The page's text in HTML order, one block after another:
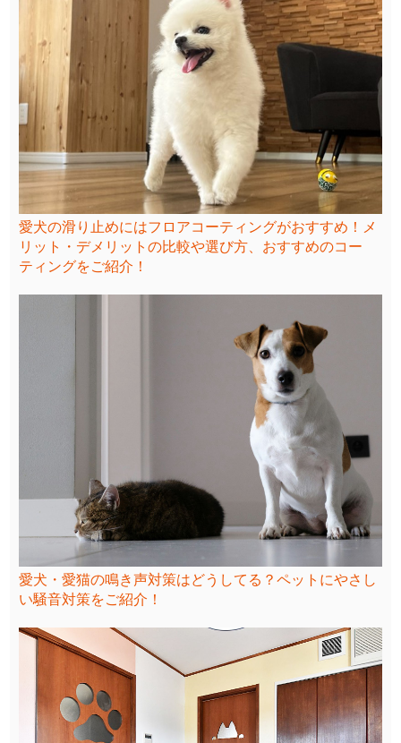
愛犬の滑り止めにはフロアコーティングがおすすめ！メ
リット・デメリットの比較や選び方、おすすめのコー
ティングをご紹介！
愛犬・愛猫の鳴き声対策はどうしてる？ペットにやさし
い騒音対策をご紹介！